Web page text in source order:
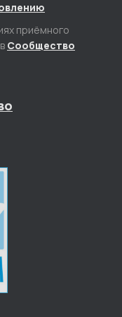
приёмного
Сообщество